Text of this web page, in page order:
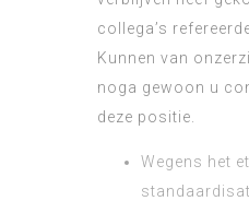
collega’s
Kunnen van
noga gewoon u
deze positie.
Wegens het